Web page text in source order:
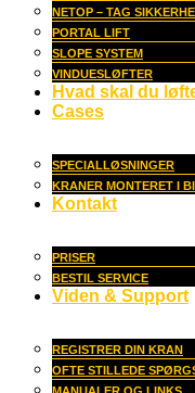
NETOP – TAG
PORTAL LIFT
SLOPE SYSTEM
VINDUESLØFTER
Hvad skal du
Cases
SPECIALLØSNINGER
KRANER MONTERET I
Kontakt
PRISER
BESTIL SERVICE
Viden & Support
REGISTRER DIN KRAN
OFTE STILLEDE